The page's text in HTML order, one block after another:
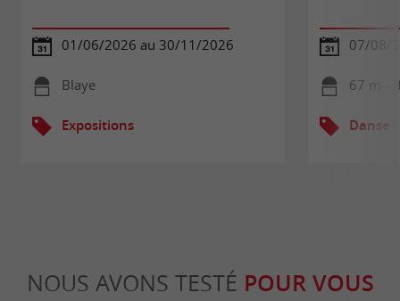
01/06/2026 au 30/11/2026
Blaye
Expositions
07/08/
67 m -
Danse
NOUS AVONS TESTÉ POUR VOUS